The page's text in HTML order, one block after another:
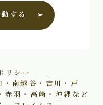
する
リシー
・南越谷・吉川・戸
赤羽・高崎・沖縄など